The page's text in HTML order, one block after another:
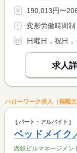
190,013円〜206,013円 ※フルタ
日曜日，祝日
求人
ハローワーク求人（掲載
パート・アルバイト
ベッドメイク
西鉄ビルマネージメン